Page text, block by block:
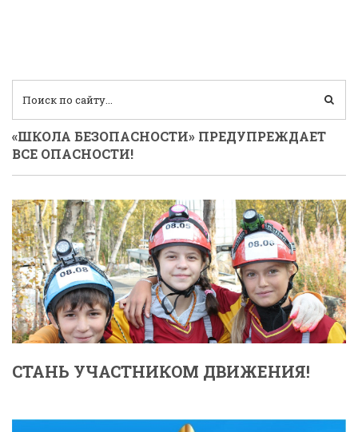
«ШКОЛА БЕЗОПАСНОСТИ» ПРЕДУПРЕЖДАЕТ
ВСЕ ОПАСНОСТИ!
СТАНЬ УЧАСТНИКОМ ДВИЖЕНИЯ!